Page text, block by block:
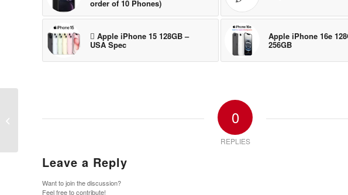
order of 10 Phones)
 Apple iPhone 15 128GB –
USA Spec
Apple iPhone 16e
256GB
0
REPLIES
Leave a Reply
Want to join the discussion?
Feel free to contribute!
Street Fighther IV 1.00